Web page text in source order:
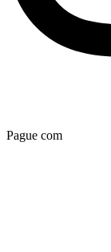
Pague com